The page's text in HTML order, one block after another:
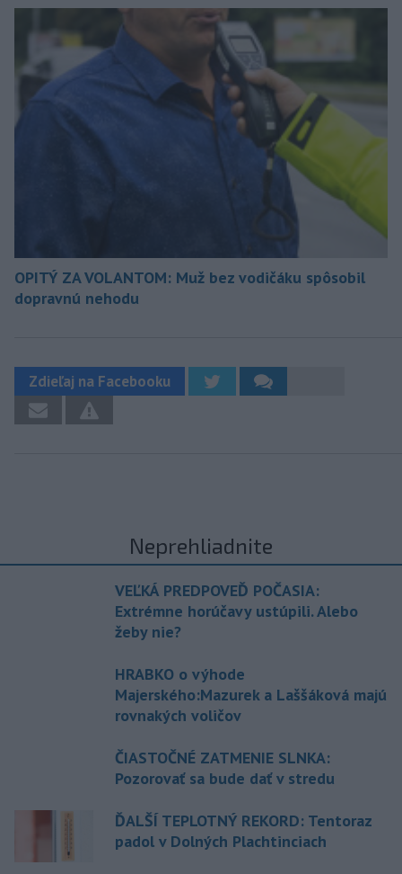
OPITÝ ZA VOLANTOM: Muž bez vodičáku spôsobil
dopravnú nehodu
Zdieľaj na Facebooku
Neprehliadnite
VEĽKÁ PREDPOVEĎ POČASIA:
Extrémne horúčavy ustúpili. Alebo
žeby nie?
HRABKO o výhode
Majerského:Mazurek a Laššáková majú
rovnakých voličov
ČIASTOČNÉ ZATMENIE SLNKA:
Pozorovať sa bude dať v stredu
ĎALŠÍ TEPLOTNÝ REKORD: Tentoraz
padol v Dolných Plachtinciach